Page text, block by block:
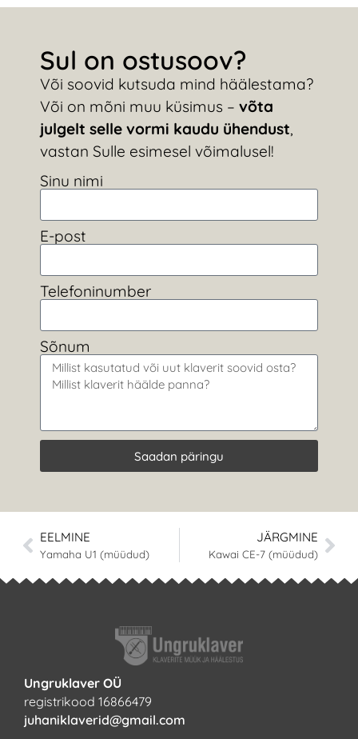
Sul on ostusoov?
Või soovid kutsuda mind häälestama?
Või on mõni muu küsimus – võta
julgelt selle vormi kaudu ühendust,
vastan Sulle esimesel võimalusel!
Sinu nimi
E-post
Telefoninumber
Sõnum
Saadan päringu
EELMINE
Yamaha U1 (müüdud)
JÄRGMINE
Kawai CE-7 (müüdud)
Ungruklaver OÜ
registrikood 16866479
juhaniklaverid@gmail.com